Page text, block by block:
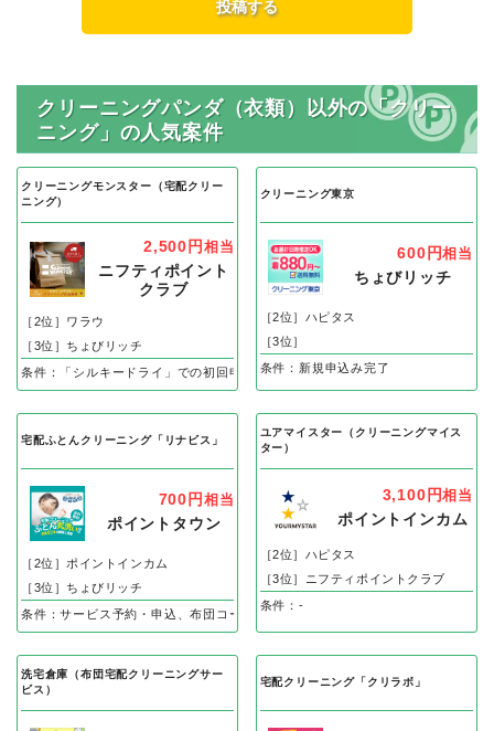
クリーニングパンダ（衣類）以外の「クリー
ニング」の人気案件
クリーニングモンスター（宅配クリー
ニング）
2,500円 相当
ニフティポイント
クラブ
［2位］ワラウ
［3位］ちょびリッチ
条件：「シルキードライ」での初回申し込み＋30日以内の衣類到着
クリーニング東京
600円相当
ちょびリッチ
［2位］ハピタス
［3位］
条件：新規申込み完了
宅配ふとんクリーニング「リナビス」
700円 相当
ポイントタウン
［2位］ポイントインカム
［3位］ちょびリッチ
条件：サービス予約・申込、布団コースの新規注文で
ユアマイスター（クリーニングマイス
ター）
3,100円相当
ポイントインカム
［2位］ハピタス
［3位］ニフティポイントクラブ
条件：-
洗宅倉庫（布団宅配クリーニングサー
ビス）
宅配クリーニング「クリラボ」